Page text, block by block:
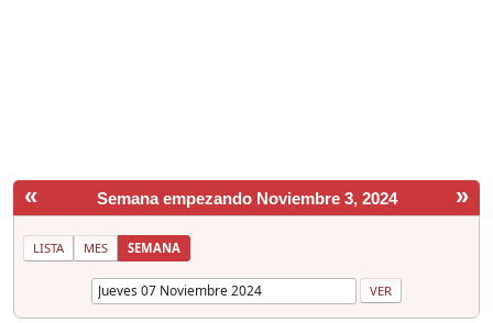
« »
Semana empezando Noviembre 3, 2024
LISTA MES SEMANA